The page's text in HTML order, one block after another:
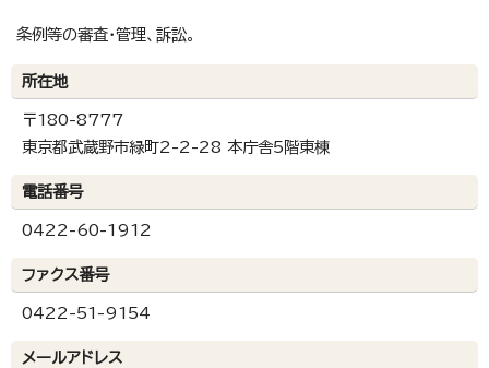
条例等の審査・管理、訴訟。
所在地
〒180-8777
東京都武蔵野市緑町2-2-28 本庁舎5階東棟
電話番号
0422-60-1912
ファクス番号
0422-51-9154
メールアドレス